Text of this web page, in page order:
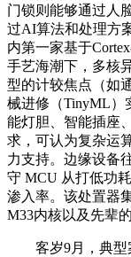
门锁则能够通过人
过AI算法和处理方
内第一家基于
手艺海潮下，多核
型的计较焦点（如
械进修（TinyML）
能灯胆、智能插座
求，可认为复杂运
力支持。边缘设备
守 MCU 从打低功
渗入率。该处置器
M33内核以及先辈
客岁9月，典型